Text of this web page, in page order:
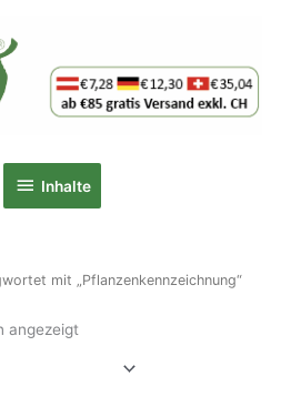
Inhalte
Inhalte
mit „Pflanzenkennzeichnung“
angezeigt